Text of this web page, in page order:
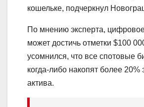
кошельке, подчеркнул
По мнению эксперта,
может достичь отметки $100
усомнился, что все спотовые
когда-либо накопят более 20%
актива.